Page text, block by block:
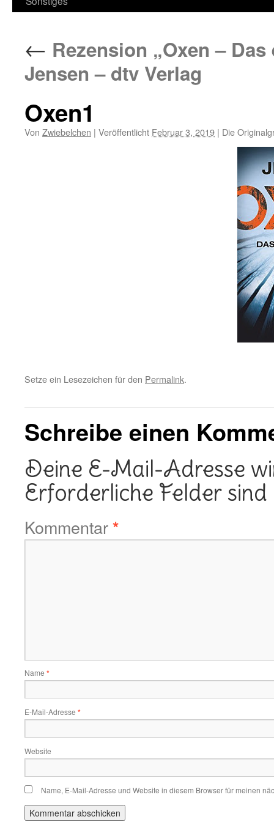
← Rezension „Oxen –
Jensen – dtv Verlag
Oxen1
Von Zwiebelchen | Veröffentlicht Februar 3, 2019 | Die
Setze ein Lesezeichen für den Permalink.
Schreibe einen
Deine E-Mail-Adresse
Erforderliche Felder
Kommentar*
Name *
E-Mail-Adresse *
Website
Name, E-Mail-Adresse und Website in diesem Browser für meinen